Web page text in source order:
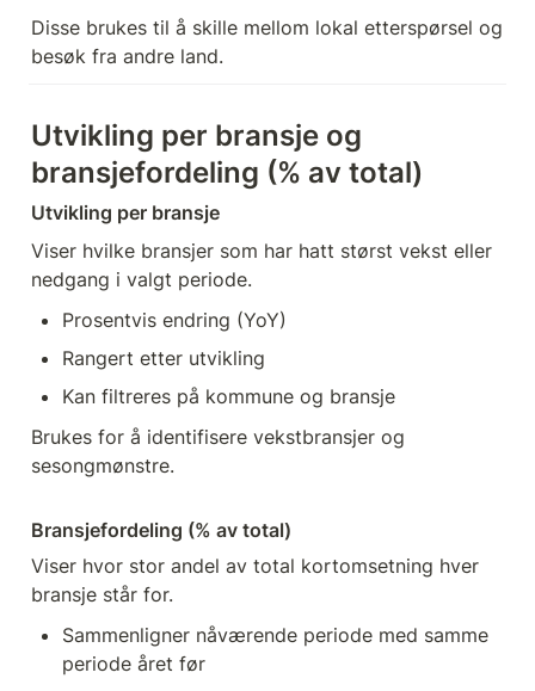
Disse brukes til å skille mellom lokal etterspørsel og
besøk fra andre land.
Utvikling per bransje og
bransjefordeling (% av total)
Utvikling per bransje
Viser hvilke bransjer som har hatt størst vekst eller
nedgang i valgt periode.
Prosentvis endring (YoY)
Rangert etter utvikling
Kan filtreres på kommune og bransje
Brukes for å identifisere vekstbransjer og
sesongmønstre.
Bransjefordeling (% av total)
Viser hvor stor andel av total kortomsetning hver
bransje står for.
Sammenligner nåværende periode med samme
periode året før